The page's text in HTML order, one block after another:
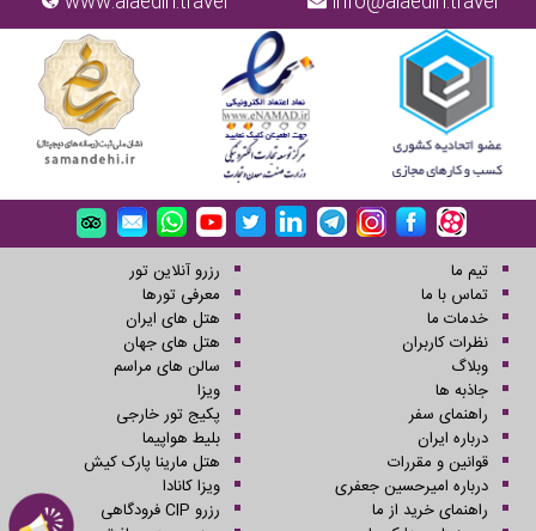
تیم ما
تماس با ما
خدمات ما
نظرات کاربران
وبلاگ
جاذبه ها
راهنمای سفر
درباره ایران
قوانین و مقررات
درباره امیرحسین جعفری
راهنمای خرید از ما
رزرو آنلاین تور
معرفی تورها
هتل های ایران
هتل های جهان
سالن های مراسم
ویزا
پکیج تور خارجی
بلیط هواپیما
هتل مارینا پارک کیش
ویزا کانادا
رزرو CIP فرودگاهی